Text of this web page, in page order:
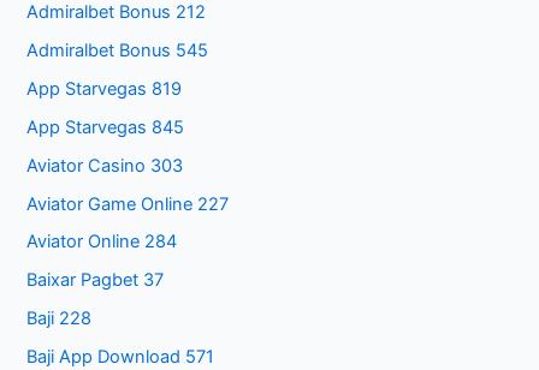
Admiralbet Bonus 212
Admiralbet Bonus 545
App Starvegas 819
App Starvegas 845
Aviator Casino 303
Aviator Game Online 227
Aviator Online 284
Baixar Pagbet 37
Baji 228
Baji App Download 571